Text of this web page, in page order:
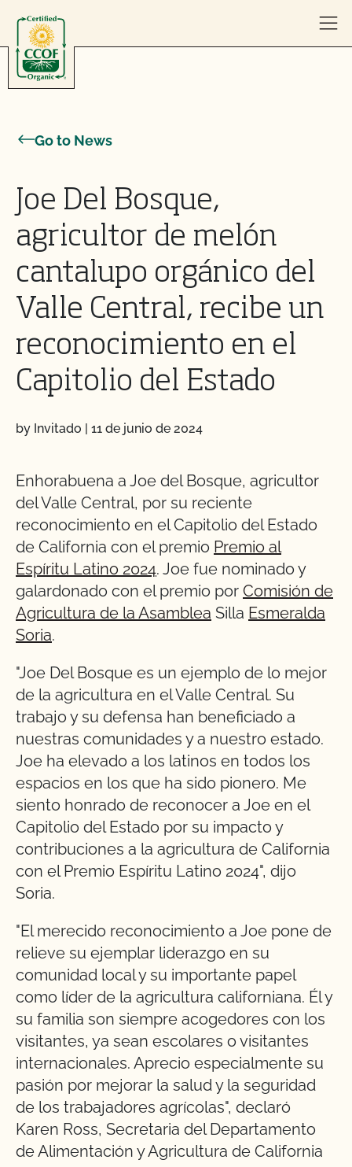
Go to News
Joe Del Bosque,
agricultor de melón
cantalupo orgánico del
Valle Central, recibe un
reconocimiento en el
Capitolio del Estado
by Invitado | 11 de junio de 2024
Enhorabuena a Joe del Bosque, agricultor
del Valle Central, por su reciente
reconocimiento en el Capitolio del Estado
de California con el premio Premio al
Espíritu Latino 2024. Joe fue nominado y
galardonado con el premio por Comisión de
Agricultura de la Asamblea Silla Esmeralda
Soria.
"Joe Del Bosque es un ejemplo de lo mejor
de la agricultura en el Valle Central. Su
trabajo y su defensa han beneficiado a
nuestras comunidades y a nuestro estado.
Joe ha elevado a los latinos en todos los
espacios en los que ha sido pionero. Me
siento honrado de reconocer a Joe en el
Capitolio del Estado por su impacto y
contribuciones a la agricultura de California
con el Premio Espíritu Latino 2024", dijo
Soria.
"El merecido reconocimiento a Joe pone de
relieve su ejemplar liderazgo en su
comunidad local y su importante papel
como líder de la agricultura californiana. Él y
su familia son siempre acogedores con los
visitantes, ya sean escolares o visitantes
internacionales. Aprecio especialmente su
pasión por mejorar la salud y la seguridad
de los trabajadores agrícolas", declaró
Karen Ross, Secretaria del Departamento
de Alimentación y Agricultura de California